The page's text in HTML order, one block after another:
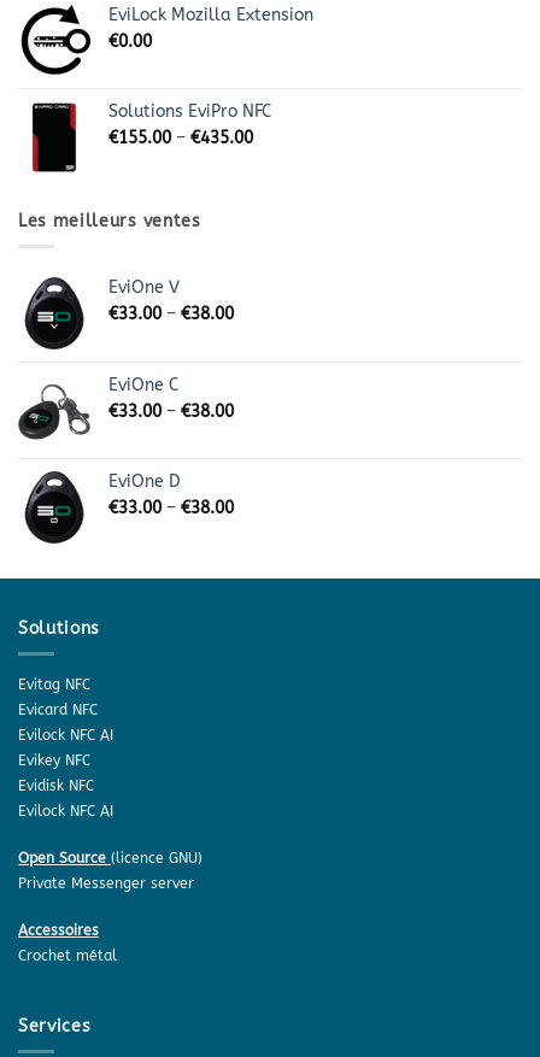
EviLock Mozilla Extension
€0.00
Solutions EviPro NFC
€155.00– €435.00
Les meilleurs ventes
EviOne V
€33.00– €38.00
EviOne C
€33.00– €38.00
EviOne D
€33.00– €38.00
Solutions
Evitag NFC
Evicard NFC
Evilock NFC AI
Evikey NFC
Evidisk NFC
Evilock NFC AI
Open Source (licence GNU)
Private Messenger server
Accessoires
Crochet métal
Services